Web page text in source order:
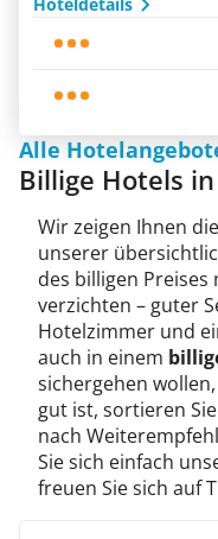
Alle
Billige Hotels
Wir zeigen Ihnen
unserer
des billigen
verzichten – guter
Hotelzimmer und
auch in einem
sichergehen
gut ist, sortieren
nach
Sie sich einfach
freuen Sie sich auf